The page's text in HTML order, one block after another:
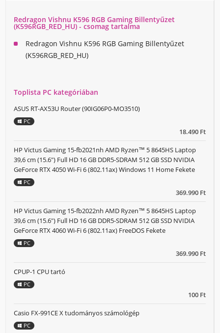
Redragon Vishnu K596 RGB Gaming Billentyűzet
(K596RGB_RED_HU) - csomag tartalma
Redragon Vishnu K596 RGB Gaming Billentyűzet
(K596RGB_RED_HU)
Toplista PC kategóriában
18.490 Ft
ASUS RT-AX53U Router (90IG06P0-MO3510)
PC
369.990 Ft
HP Victus Gaming 15-fb2021nh AMD Ryzen™ 5 8645HS Laptop
39,6 cm (15.6") Full HD 16 GB DDR5-SDRAM 512 GB SSD NVIDIA
GeForce RTX 4050 Wi-Fi 6 (802.11ax) Windows 11 Home Fekete
PC
369.990 Ft
HP Victus Gaming 15-fb2022nh AMD Ryzen™ 5 8645HS Laptop
39,6 cm (15.6") Full HD 16 GB DDR5-SDRAM 512 GB SSD NVIDIA
GeForce RTX 4060 Wi-Fi 6 (802.11ax) FreeDOS Fekete
PC
100 Ft
CPUP-1 CPU tartó
PC
Casio FX-991CE X tudományos számológép
PC